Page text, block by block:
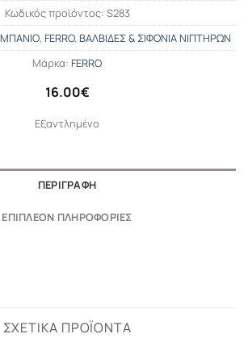
Κωδικός προϊόντος: S283
ΜΠΑΝΙΟ, FERRO, ΒΑΛΒΙΔΕΣ & ΣΙΦΟΝΙΑ ΝΙΠΤΗΡΩΝ
Μάρκα: FERRO
16.00€
Εξαντλημένο
ΠΕΡΙΓΡΑΦΉ
ΕΠΙΠΛΈΟΝ ΠΛΗΡΟΦΟΡΊΕΣ
ΣΧΕΤΙΚΆ ΠΡΟΪΌΝΤΑ